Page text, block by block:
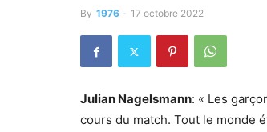
By 1976 - 17 octobre 2022
Julian Nagelsmann: « Les
cours du match. Tout le monde